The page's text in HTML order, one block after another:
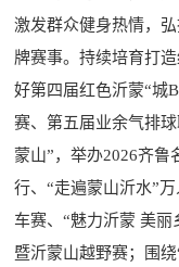
激发群众健身热情，
牌赛事。持续培育打
好第四届红色沂蒙“城
赛、第五届业余气排
蒙山”，举办2026齐鲁
行、“走遍蒙山沂水”
车赛、“魅力沂蒙 美
暨沂蒙山越野赛；围